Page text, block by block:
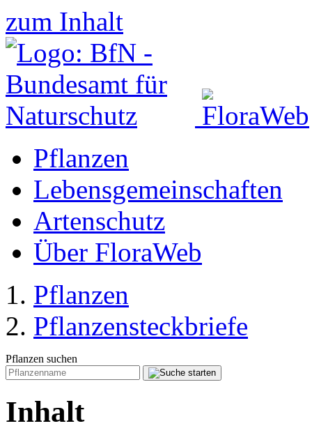
zum Inhalt
Pflanzen
Lebensgemeinschaften
Artenschutz
Über FloraWeb
Pflanzen
Pflanzensteckbriefe
Pflanzen suchen
Inhalt